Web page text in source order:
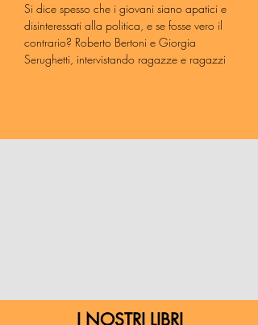
Si dice spesso che i giovani siano apatici e
disinteressati alla politica, e se fosse vero il
contrario? Roberto Bertoni e Giorgia
Serughetti, intervistando ragazze e ragazzi
Dai conflitti globali in corso alle nuove
I NOSTRI LIBRI